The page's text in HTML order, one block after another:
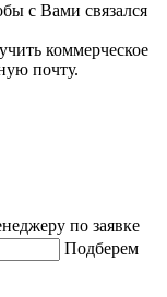
с Вами связался
коммерческое
почту.
по заявке
Подберем